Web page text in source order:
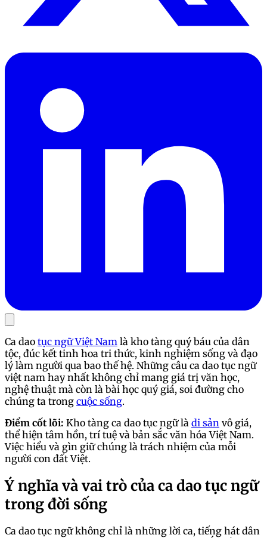
Ca dao tục ngữ Việt Nam là kho tàng quý báu của dân
tộc, đúc kết tinh hoa tri thức, kinh nghiệm sống và đạo
lý làm người qua bao thế hệ. Những câu ca dao tục ngữ
việt nam hay nhất không chỉ mang giá trị văn học,
nghệ thuật mà còn là bài học quý giá, soi đường cho
chúng ta trong cuộc sống.
Điểm cốt lõi: Kho tàng ca dao tục ngữ là di sản vô giá,
thể hiện tâm hồn, trí tuệ và bản sắc văn hóa Việt Nam.
Việc hiểu và gìn giữ chúng là trách nhiệm của mỗi
người con đất Việt.
Ý nghĩa và vai trò của ca dao tục ngữ
trong đời sống
Ca dao tục ngữ không chỉ là những lời ca, tiếng hát dân